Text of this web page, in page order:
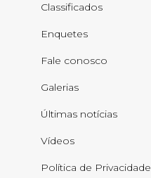
Classificados
Enquetes
Fale conosco
Galerias
Últimas notícias
Vídeos
Política de Privacidade